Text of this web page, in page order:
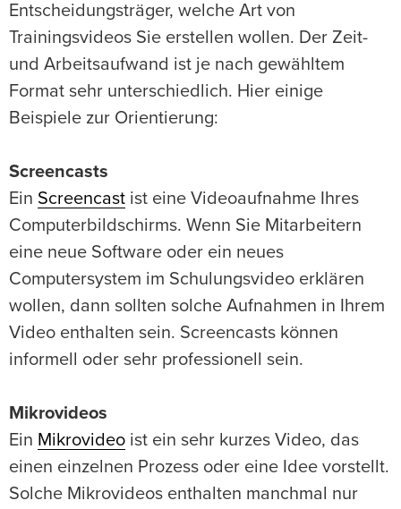
Entscheidungsträger, welche Art von
Trainingsvideos Sie erstellen wollen. Der Zeit-
und Arbeitsaufwand ist je nach gewähltem
Format sehr unterschiedlich. Hier einige
Beispiele zur Orientierung:
Screencasts
Ein Screencast ist eine Videoaufnahme Ihres
Computerbildschirms. Wenn Sie Mitarbeitern
eine neue Software oder ein neues
Computersystem im Schulungsvideo erklären
wollen, dann sollten solche Aufnahmen in Ihrem
Video enthalten sein. Screencasts können
informell oder sehr professionell sein.
Mikrovideos
Ein Mikrovideo ist ein sehr kurzes Video, das
einen einzelnen Prozess oder eine Idee vorstellt.
Solche Mikrovideos enthalten manchmal nur